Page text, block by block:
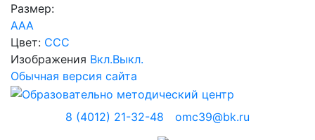
Размер:
AAA
Цвет: CCC
Изображения Вкл.Выкл.
Обычная версия сайта
8 (4012) 21-32-48 omc39@bk.ru